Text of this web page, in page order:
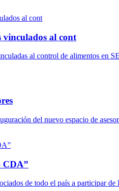
vinculados al cont
al control de alimentos en
del nuevo espacio de
CDA”
de todo el país a participar